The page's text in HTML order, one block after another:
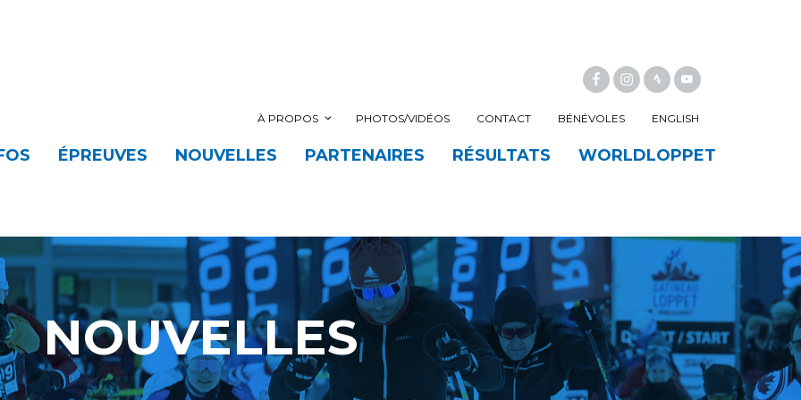
FACEBOOKINSTAGRAM
À PROPOS PHOTOS/VIDÉOS CONTACT BÉNÉVOLES ENGLISH
ÉPREUVES NOUVELLES PARTENAIRES RÉSULTATS WORLDLOPPET
NOUVELLES